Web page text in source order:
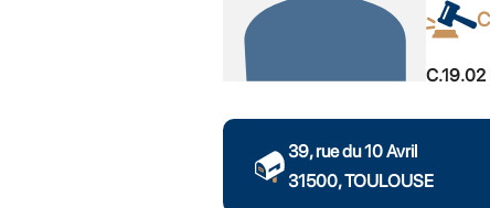
C.19.02
39, rue du 10 Avril
31500, TOULOUSE